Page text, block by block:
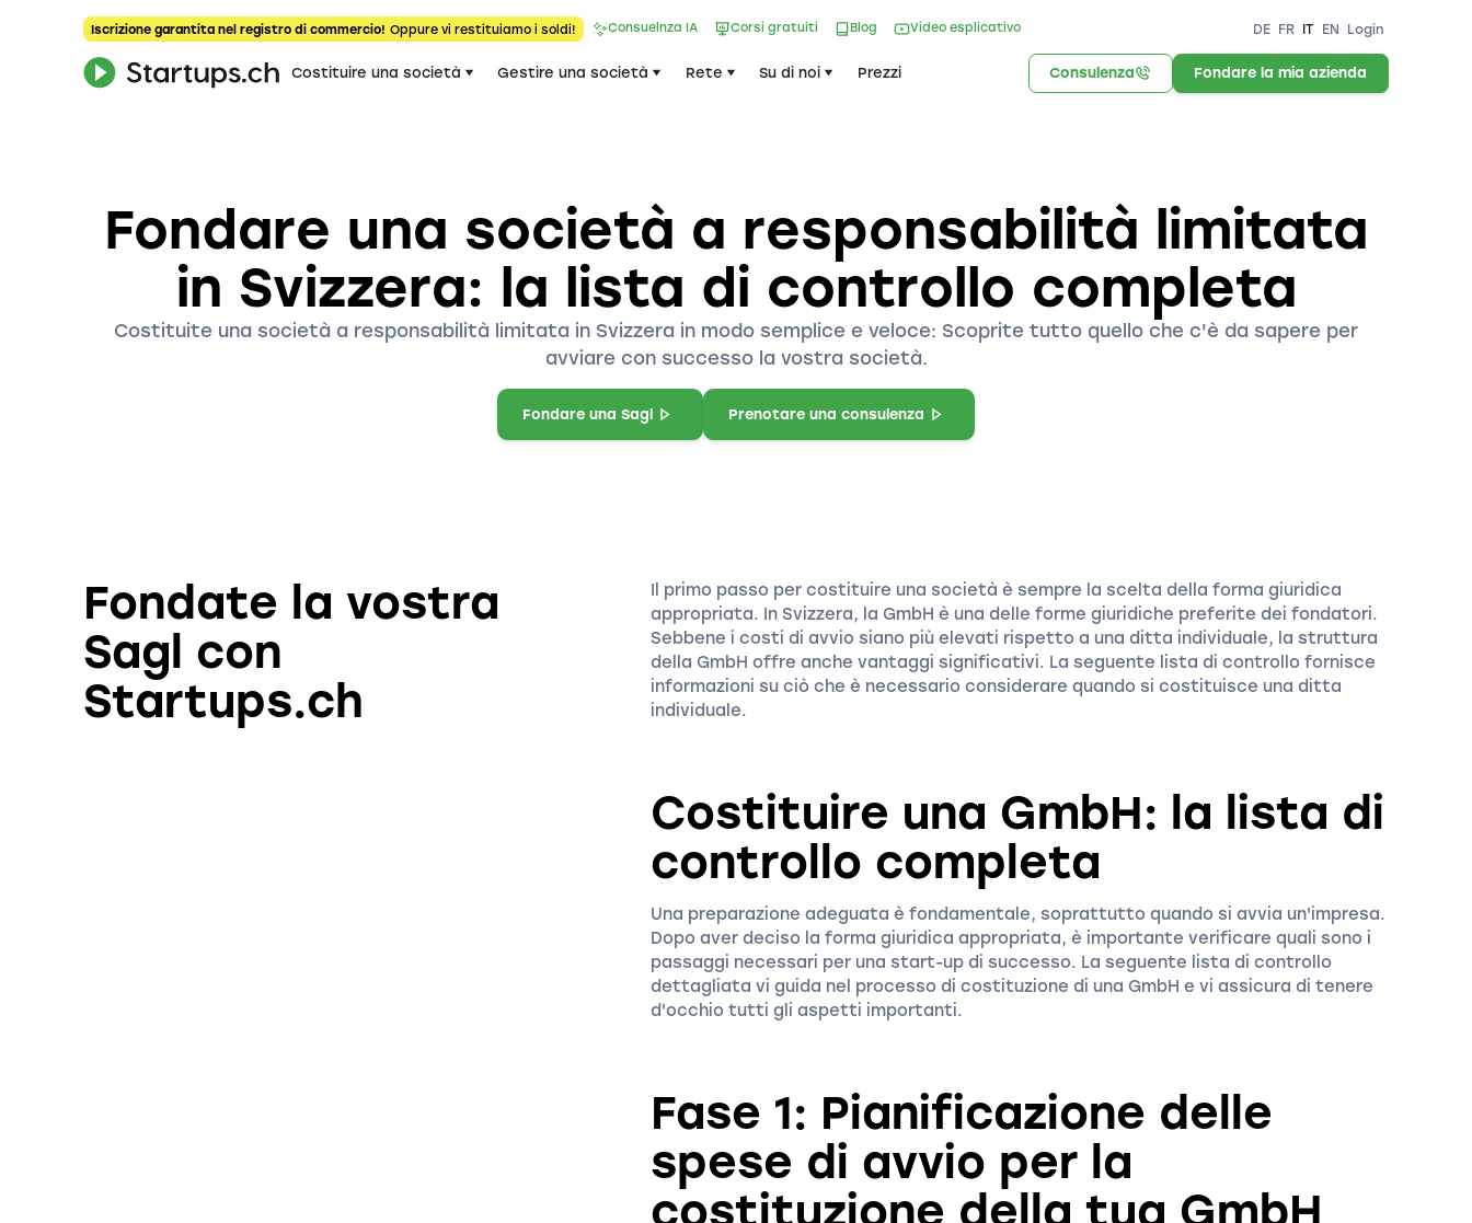
Iscrizione garantita nel registro di commercio! Oppure vi restituiamo i soldi! Consuelnza IA Corsi gratuiti Blog Video esplicativo DE FR IT EN Login
Costituire una società Gestire una società Rete Su di noi Prezzi Consulenza Fondare la mia azienda
Fondare una società a responsabilità limitata
in Svizzera: la lista di controllo completa
Costituite una società a responsabilità limitata in Svizzera in modo semplice e veloce: Scoprite tutto quello che c'è da sapere per
avviare con successo la vostra società.
Fondare una Sagl Prenotare una consulenza
Fondate la vostra
Sagl con
Startups.ch
Il primo passo per costituire una società è sempre la scelta della forma giuridica
appropriata. In Svizzera, la GmbH è una delle forme giuridiche preferite dei fondatori.
Sebbene i costi di avvio siano più elevati rispetto a una ditta individuale, la struttura
della GmbH offre anche vantaggi significativi. La seguente lista di controllo fornisce
informazioni su ciò che è necessario considerare quando si costituisce una ditta
individuale.
Costituire una GmbH: la lista di
controllo completa
Una preparazione adeguata è fondamentale, soprattutto quando si avvia un'impresa.
Dopo aver deciso la forma giuridica appropriata, è importante verificare quali sono i
passaggi necessari per una start-up di successo. La seguente lista di controllo
dettagliata vi guida nel processo di costituzione di una GmbH e vi assicura di tenere
d'occhio tutti gli aspetti importanti.
Fase 1: Pianificazione delle
spese di avvio per la
costituzione della tua GmbH